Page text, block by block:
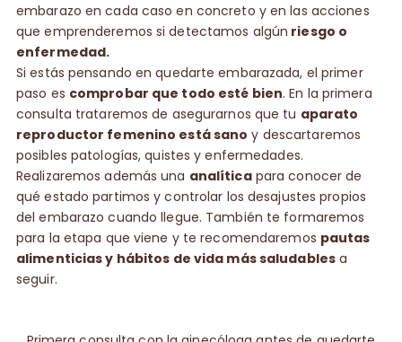
embarazo en cada caso en concreto y en las acciones
que emprenderemos si detectamos algún riesgo o
enfermedad.
Si estás pensando en quedarte embarazada, el primer
paso es comprobar que todo esté bien. En la primera
consulta trataremos de asegurarnos que tu aparato
reproductor femenino está sano y descartaremos
posibles patologías, quistes y enfermedades.
Realizaremos además una analíticapara conocer de
qué estado partimos y controlar los desajustes propios
del embarazo cuando llegue. También te formaremos
para la etapa que viene y te recomendaremos pautas
alimenticias y hábitos de vida más saludables a
seguir.